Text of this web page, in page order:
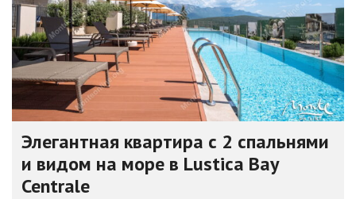
Элегантная квартира с 2 спальнями
и видом на море в Lustica Bay
Centrale